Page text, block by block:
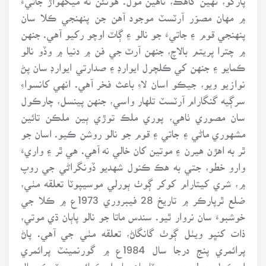
۾ مهان مصوّر آرٽسٽ موجود آهن جن پنهنجي ڪلا سان
پنهنجي قوم ۽ جاتيءَ جو نالو ۽ ڳاٽ اوچو رکيو آهي. جنهن
۾ چترا پريتم بالاچ، جنهن آرٽ جي فن ۾ دنيا ۾ وڏو نالو
ڪمايو ۽ جنهن کي ڪلچرل ايوارڊ ۽ صدارتي ايوارڊ سان پڻ
نوازيو ويو، جيڪو اسان لاءِ باعث فخر آهي. انهي کانسواءِ
سرڳيه گنگارام آرٽسٽ تلهار واسي، جنهن پينسل، چارڪول
سان مصوري ٺاهي، پوري ملڪ توڙي ٻين ملڪن تائين
مشهوري ماڻي ۽ جاتي ۽ قوم جو نالو روشن ڪيو. اسان جو
ٿر به اهڙن هيرن ۽ موتين کان خالي نه آهي. هي ٿر ۽ واريءَ
وارو خطو، جتي به هڪ ڪنول شهديو ڏونگراڻي جي روپ
۾، شري کيتارام کوکر ڳوٺ ٻورلي موسيپوٽا تعلقه مٺي،
ضلع ٿرپارڪر ۾ تاريخ 28 فيبروري 1973ع ۾ ڪلا جي
خوشبوءَ سان نروار ٿيو. سندس ماتا جو نالو پاٻان ڌي موتي،
ذات کنڀو ويٺل ڳوٺ گانگاڻ، تعلقه مٺي جي آهي. پاڻ
پرائمري پنج درجا سال 1984ع ۾ گورنمينٽ پرائمري
اسڪول ٻورلي موسيپوٽا مان حاصل ڪيائين. ميٽرڪ سال